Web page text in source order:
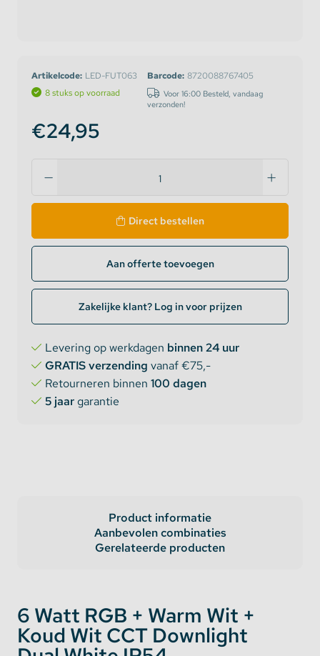
Artikelcode: LED-FUT063 Barcode: 8720088767405
8 stuks op voorraad
Voor 16:00 Besteld, vandaag
verzonden!
€24,95
Direct bestellen
Aan offerte toevoegen
Zakelijke klant? Log in voor prijzen
Levering op werkdagen binnen 24 uur
GRATIS verzending vanaf €75,-
Retourneren binnen 100 dagen
5 jaargarantie
Product informatie
Aanbevolen combinaties
Gerelateerde producten
6 Watt RGB + Warm Wit +
Koud Wit CCT Downlight